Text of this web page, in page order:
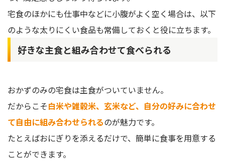
宅食のほかにも仕事中などに小腹がよく空く場合は、以下
のような太りにくい食品も常備しておくと役に立ちます。
好きな主食と組み合わせて食べられる
おかずのみの宅食は主食がついていません。
だからこそ白米や雑穀米、玄米など、自分の好みに合わせ
て自由に組み合わせられるのが魅力です。
たとえばおにぎりを添えるだけで、簡単に食事を用意する
ことができます。